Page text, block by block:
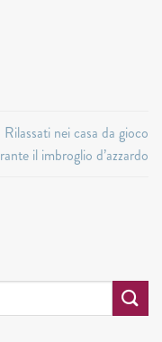
Rilassati nei casa da gioco
il imbroglio d’azzardo